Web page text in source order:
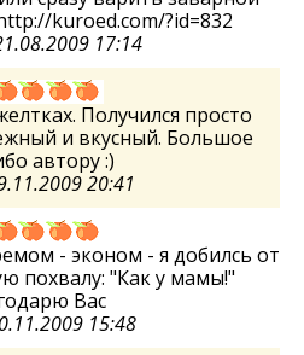
kuroed.com/?id=832
17:14
Получился просто
и вкусный. Большое
автору :)
20:41
- эконом - я добилсь от
похвалу: "Как у мамы!"
Вас
15:48